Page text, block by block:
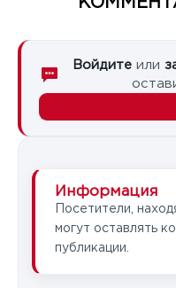
Войдите или
Информация
Посетители,
могут оставлять
публикации.